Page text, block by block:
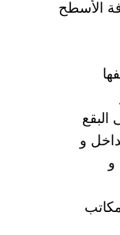
الأسطح
و
و